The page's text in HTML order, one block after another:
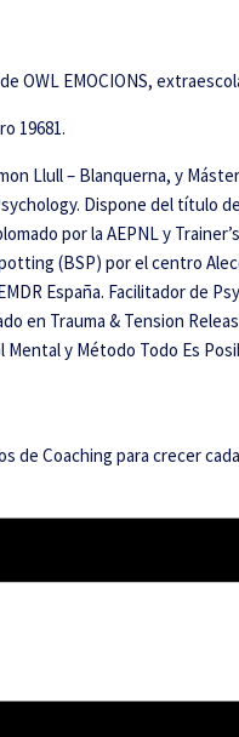
EMOCIONS,
19681.
Llull – Blanquerna, y
Dispone del título
por la AEPNL y
(BSP) por el centro
España. Facilitador de
en Trauma & Tension
y Método Todo Es
de Coaching para crecer